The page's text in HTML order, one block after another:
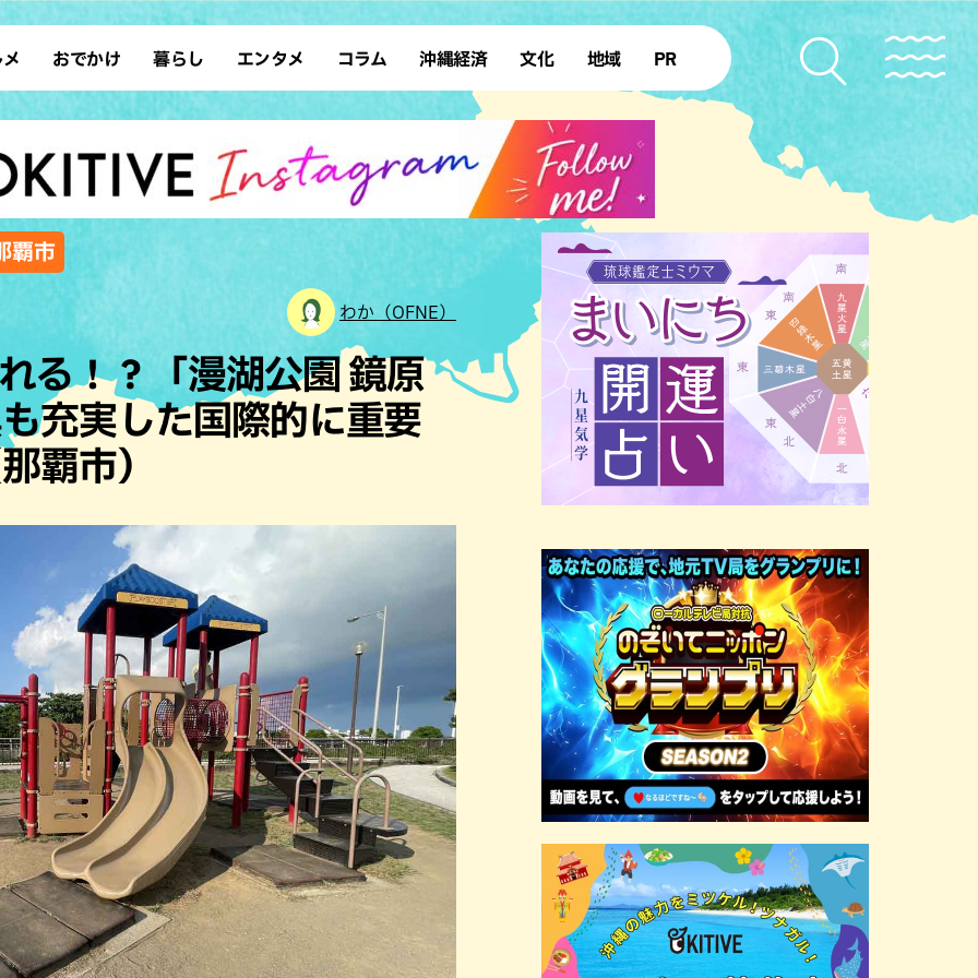
ン 沖縄そば
ウト カフェ
和食・日本料理
理
・焼肉 焼鳥・串料理
肉料理 居酒屋・バー
イキング
タコス・タコライス
おでかけ
デート ドライブ
散歩 ソロ活
歴史
レジャー
ホテル
サウナ 公園
沖縄の海
暮らし
レシピ SDGs
ファッション ローカルニュース
沖縄移住 沖縄旧暦行事
エンタメ
スポーツ 占い
タレント・芸人 テレビ
コラム 沖縄経済 文化
復帰50年
地域
本島北部 本島中部
本島南部 先島諸島
北部離島
PR
覇市
わか（OFNE）
る！？「漫湖公園 鏡原
充実した国際的に重要
覇市）